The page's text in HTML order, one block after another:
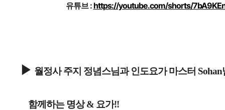
유튜브 : https://youtube.com/shorts/
▶ 월정사 주지 정념스님과 인도요가 마스터
    함께하는 명상 & 요가!!